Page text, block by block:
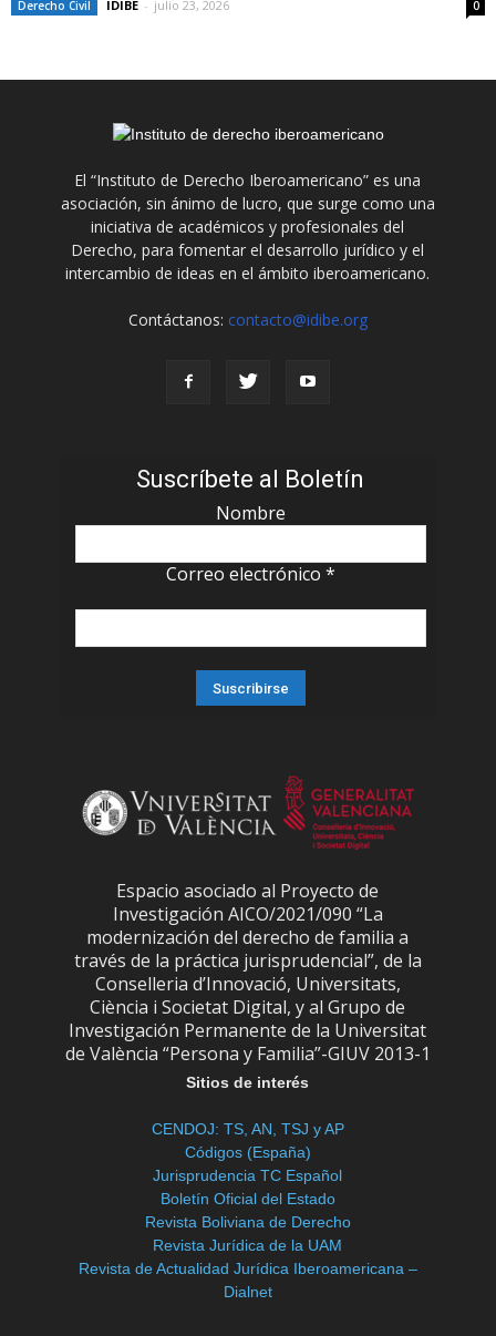
Derecho Civil IDIBE - julio 23, 2026 0
El “Instituto de Derecho Iberoamericano” es una
asociación, sin ánimo de lucro, que surge como una
iniciativa de académicos y profesionales del
Derecho, para fomentar el desarrollo jurídico y el
intercambio de ideas en el ámbito iberoamericano.
Contáctanos: contacto@idibe.org
Suscríbete al Boletín
Nombre
Correo electrónico *
Espacio asociado al Proyecto de
Investigación AICO/2021/090 “La
modernización del derecho de familia a
través de la práctica jurisprudencial”, de la
Conselleria d’Innovació, Universitats,
Ciència i Societat Digital, y al Grupo de
Investigación Permanente de la Universitat
de València “Persona y Familia”-GIUV 2013-1
Sitios de interés
CENDOJ: TS, AN, TSJ y AP
Códigos (España)
Jurisprudencia TC Español
Boletín Oficial del Estado
Revista Boliviana de Derecho
Revista Jurídica de la UAM
Revista de Actualidad Jurídica Iberoamericana –
Dialnet